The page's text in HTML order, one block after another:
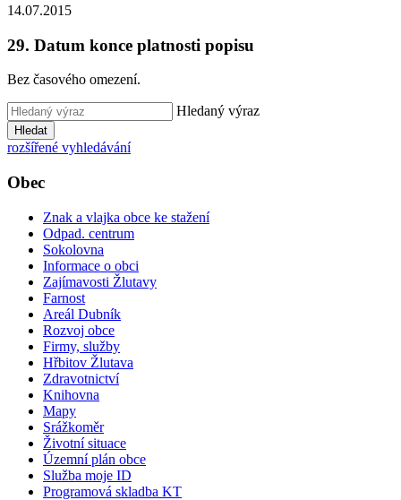
14.07.2015
29. Datum konce platnosti popisu
Bez časového omezení.
Hledaný výraz
Hledat
rozšířené vyhledávání
Obec
Znak a vlajka obce ke stažení
Odpad. centrum
Sokolovna
Informace o obci
Zajímavosti Žlutavy
Farnost
Areál Dubník
Rozvoj obce
Firmy, služby
Hřbitov Žlutava
Zdravotnictví
Knihovna
Mapy
Srážkoměr
Životní situace
Územní plán obce
Služba moje ID
Programová skladba KT